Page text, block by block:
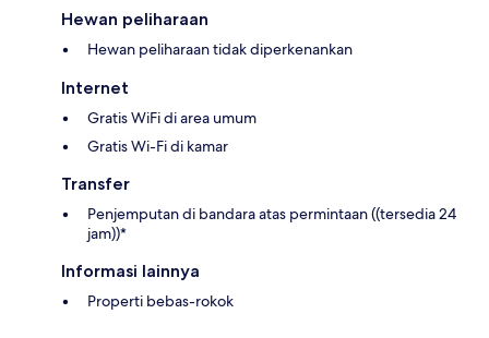
Hewan peliharaan
Hewan peliharaan tidak diperkenankan
Internet
Gratis WiFi di area umum
Gratis Wi-Fi di kamar
Transfer
Penjemputan di bandara atas permintaan ((tersedia 24
jam))*
Informasi lainnya
Properti bebas-rokok